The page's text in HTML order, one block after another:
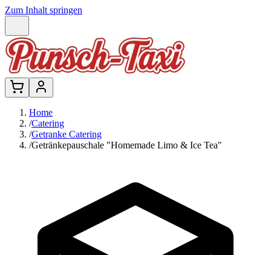
Zum Inhalt springen
Home
/Catering
/Getranke Catering
/Getränkepauschale "Homemade Limo & Ice Tea"